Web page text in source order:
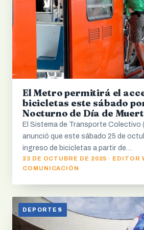
El Metro permitirá el
bicicletas este sábado
Nocturno de Día de
El Sistema de Transporte Colectivo
anunció que este sábado 25 de
ingreso de bicicletas a partir de…
23 DE OCTUBRE DE 2025 · EDITOR
COMUNICACIÓN
DEPORTES